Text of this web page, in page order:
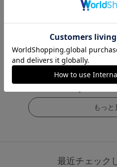
[感動のストッキング・
4.5
（80件）
[美肌]
（20件）
￥1,210
もっと
最近チェック